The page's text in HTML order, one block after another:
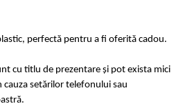
perfectă pentru a fi oferită cadou.
cu titlu de prezentare și pot exista mici
setărilor telefonului sau